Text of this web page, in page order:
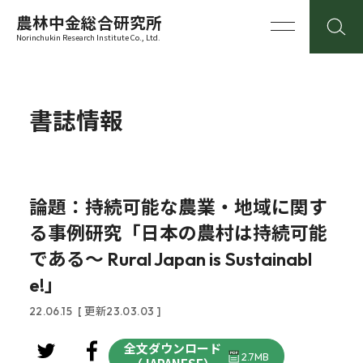
農林中金総合研究所
Norinchukin Research Institute Co., Ltd.
書誌情報
論題：持続可能な農業・地域に関す
る事例研究「日本の農村は持続可能
である～ Rural Japan is Sustainabl
e!」
22.06.15 [ 更新23.03.03 ]
全文ダウンロード
2.7MB